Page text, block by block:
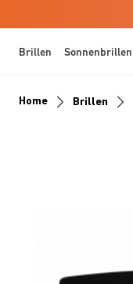
Brillen Sonnenbrillen
Home Brillen